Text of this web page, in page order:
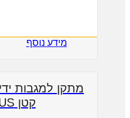
מידע נוסף
מתקן למגבות
קטן AQUARUS